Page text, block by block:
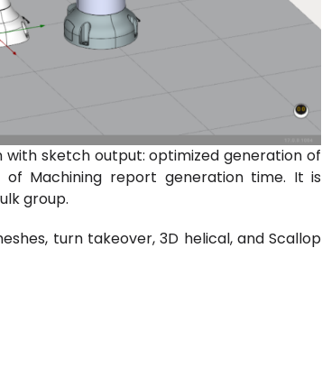
sketch output: optimized generation of
Machining report generation time. It is
group.
turn takeover,3D helical, and Scallop